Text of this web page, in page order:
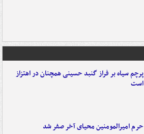
پرچم سیاه بر فراز گنبد حسینی همچنان در اهتزاز
است
حرم امیرالمومنین محیای آخر صفر شد